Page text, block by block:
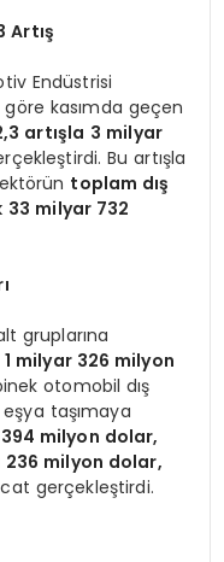
Artış
Endüstrisi
göre kasımda geçen
artışla 3 milyar
Bu artışla
toplam dış
33 milyar 732
gruplarına
1 milyar 326 milyon
otomobil dış
eşya taşımaya
394 milyon dolar,
236 milyon dolar,
gerçekleştirdi.